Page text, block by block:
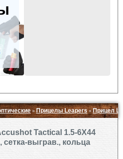
» Прицелы Leapers»Прицел
Tactical 1.5-6X44
сетка-выграв., кольца